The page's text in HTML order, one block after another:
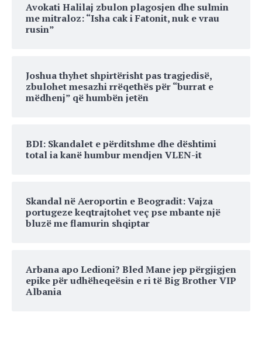
Avokati Halilaj zbulon plagosjen dhe sulmin
me mitraloz: “Isha cak i Fatonit, nuk e vrau
rusin”
Joshua thyhet shpirtërisht pas tragjedisë,
zbulohet mesazhi rrëqethës për “burrat e
mëdhenj” që humbën jetën
BDI: Skandalet e përditshme dhe dështimi
total ia kanë humbur mendjen VLEN-it
Skandal në Aeroportin e Beogradit: Vajza
portugeze keqtrajtohet veç pse mbante një
bluzë me flamurin shqiptar
Arbana apo Ledioni? Bled Mane jep përgjigjen
epike për udhëheqeësin e ri të Big Brother VIP
Albania